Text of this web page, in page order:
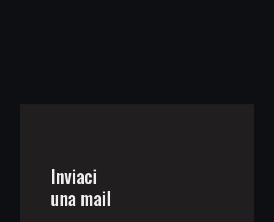
Inviaci
una mail